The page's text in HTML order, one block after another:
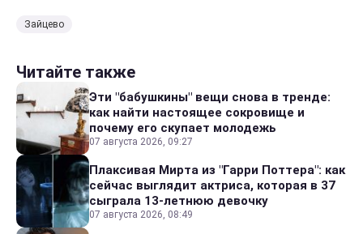
Зайцево
Читайте также
Эти "бабушкины" вещи снова в тренде:
как найти настоящее сокровище и
почему его скупает молодежь
07 августа 2026, 09:27
Плаксивая Мирта из "Гарри Поттера": как
сейчас выглядит актриса, которая в 37
сыграла 13-летнюю девочку
07 августа 2026, 08:49